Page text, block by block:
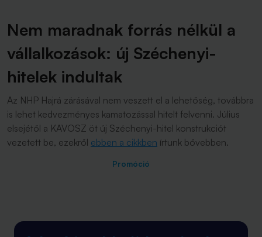
Nem maradnak forrás nélkül a
vállalkozások: új Széchenyi-
hitelek indultak
Az NHP Hajrá zárásával nem veszett el a lehetőség, továbbra
is lehet kedvezményes kamatozással hitelt felvenni. Július
elsejétől a KAVOSZ öt új Széchenyi-hitel konstrukciót
vezetett be, ezekről ebben a cikkben írtunk bővebben.
Promóció